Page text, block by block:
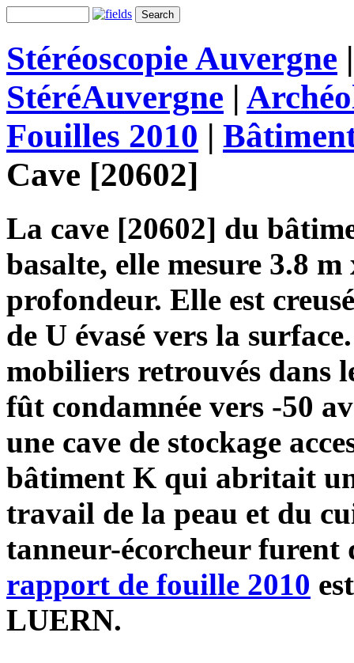
Stéréoscopie Auvergne
StéréAuvergne |
Fouilles 2010 |
Cave [20602]
La cave [20602] du
basalte, elle mesure 3.8
profondeur. Elle est
de U évasé vers la
mobiliers retrouvés dans
fût condamnée vers -50
une cave de stockage
bâtiment K qui abritait
travail de la peau et du
tanneur-écorcheur furent
rapport de fouille 2010
LUERN.